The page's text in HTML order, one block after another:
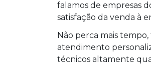
falamos de empresas
satisfação da venda à
Não perca mais
atendimento
técnicos altamente